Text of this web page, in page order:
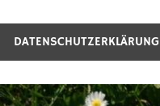
DATENSCHUTZERKLÄRUNG